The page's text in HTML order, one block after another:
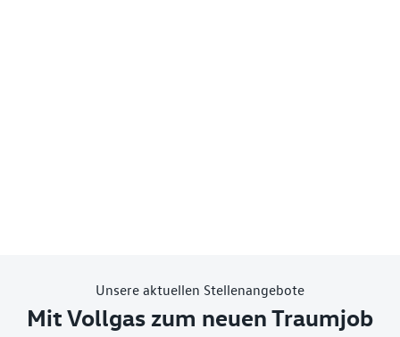
Unsere aktuellen Stellenangebote
Mit Vollgas zum neuen Traumjob